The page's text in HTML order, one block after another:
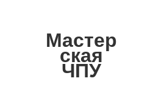
Мастер
ская
ЧПУ